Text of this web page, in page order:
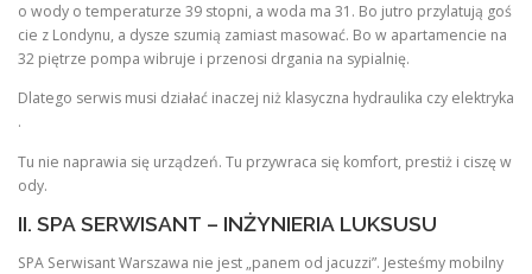
o wody o temperaturze 39 stopni, a woda ma 31. Bo jutro przylatują goś
cie z Londynu, a dysze szumią zamiast masować. Bo w apartamencie na
32 piętrze pompa wibruje i przenosi drgania na sypialnię.
Dlatego serwis musi działać inaczej niż klasyczna hydraulika czy elektryka
.
Tu nie naprawia się urządzeń. Tu przywraca się komfort, prestiż i ciszę w
ody.
II. SPA SERWISANT – INŻYNIERIA LUKSUSU
SPA Serwisant Warszawa nie jest „panem od jacuzzi”. Jesteśmy mobilny